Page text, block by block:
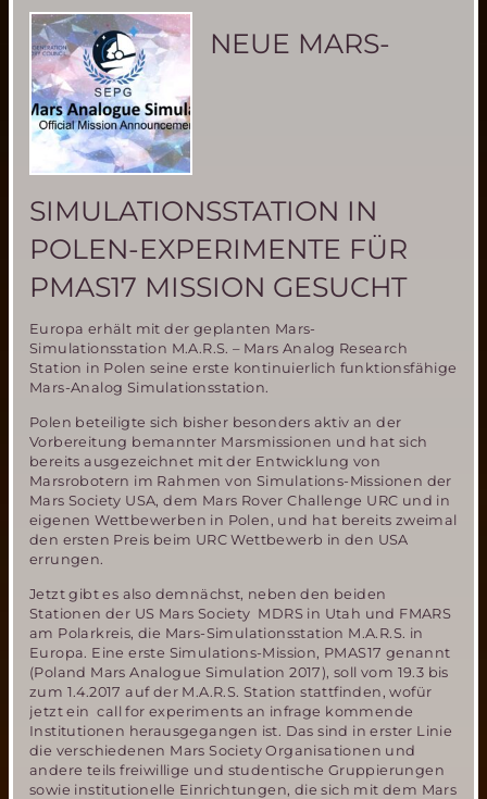
des
Ballons
NEUE MARS-
SIMULATIONSSTATION IN
POLEN-EXPERIMENTE FÜR
PMAS17 MISSION GESUCHT
Europa erhält mit der geplanten Mars-
Simulationsstation M.A.R.S. – Mars Analog Research
Station in Polen seine erste kontinuierlich funktionsfähige
Mars-Analog Simulationsstation.
Polen beteiligte sich bisher besonders aktiv an der
Vorbereitung bemannter Marsmissionen und hat sich
bereits ausgezeichnet mit der Entwicklung von
Marsrobotern im Rahmen von Simulations-Missionen der
Mars Society USA, dem Mars Rover Challenge URC und in
eigenen Wettbewerben in Polen, und hat bereits zweimal
den ersten Preis beim URC Wettbewerb in den USA
errungen.
Jetzt gibt es also demnächst, neben den beiden
Stationen der US Mars Society MDRS in Utah und FMARS
am Polarkreis, die Mars-Simulationsstation M.A.R.S. in
Europa. Eine erste Simulations-Mission, PMAS17 genannt
(Poland Mars Analogue Simulation 2017), soll vom 19.3 bis
zum 1.4.2017 auf der M.A.R.S. Station stattfinden, wofür
jetzt ein call for experiments an infrage kommende
Institutionen herausgegangen ist. Das sind in erster Linie
die verschiedenen Mars Society Organisationen und
andere teils freiwillige und studentische Gruppierungen
sowie institutionelle Einrichtungen, die sich mit dem Mars